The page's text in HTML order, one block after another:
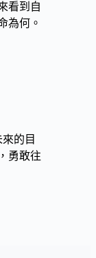
看到自
為何。
的目
勇敢往